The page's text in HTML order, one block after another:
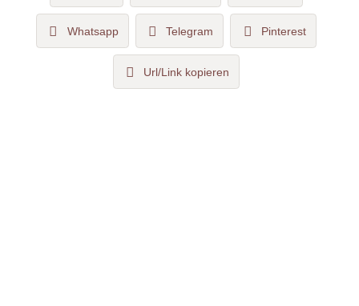
Whatsapp Telegram Pinterest
Url/Link kopieren